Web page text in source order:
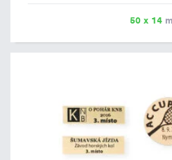
prvním kroku objednávky.50 x 14